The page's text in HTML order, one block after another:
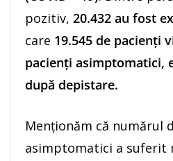
pozitiv, 20.432 au fost
care 19.545 de pacienți
pacienți asimptomatici,
după depistare.
Menționăm că numărul
asimptomatici a suferit